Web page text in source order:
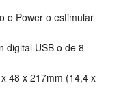
o Power o estimular
digital USB o de 8
48 x 217mm (14,4 x